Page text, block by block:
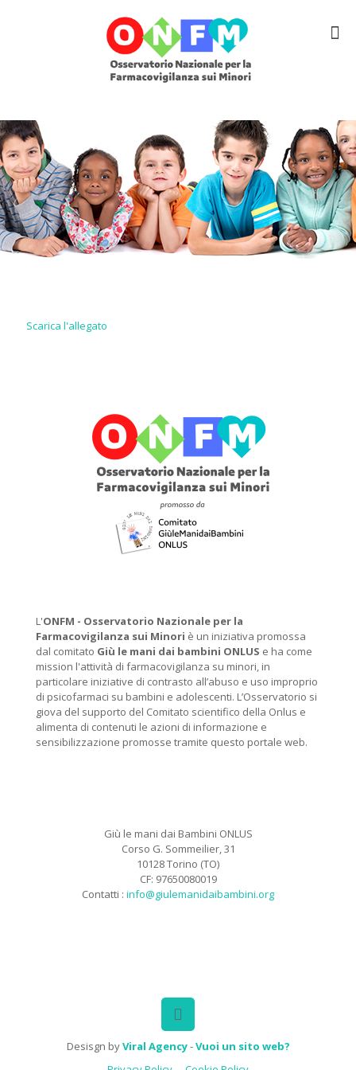
Scarica l'allegato
L'ONFM - Osservatorio Nazionale per la
Farmacovigilanza sui Minori è un iniziativa promossa
dal comitato Giù le mani dai bambini ONLUS e ha come
mission l'attività di farmacovigilanza su minori, in
particolare iniziative di contrasto all’abuso e uso improprio
di psicofarmaci su bambini e adolescenti. L’Osservatorio si
giova del supporto del Comitato scientifico della Onlus e
alimenta di contenuti le azioni di informazione e
sensibilizzazione promosse tramite questo portale web.
Giù le mani dai Bambini ONLUS
Corso G. Sommeilier, 31
10128 Torino (TO)
CF: 97650080019
Contatti : info@giulemanidaibambini.org
Desisgn byViral Agency-Vuoi un sito web?